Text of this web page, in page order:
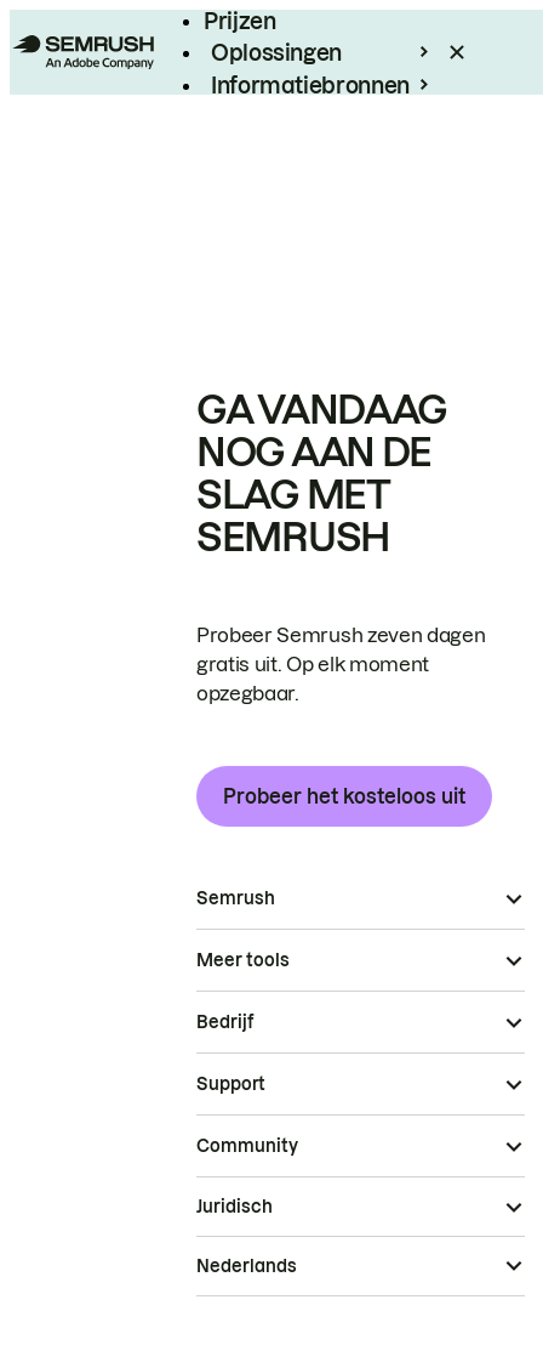
Prijzen
Oplossingen
Informatiebronnen
GA VANDAAG
NOG AAN DE
SLAG MET
SEMRUSH
Probeer Semrush zeven dagen
gratis uit. Op elk moment
opzegbaar.
Probeer het kosteloos uit
Semrush
Meer tools
Bedrijf
Support
Community
Juridisch
Nederlands